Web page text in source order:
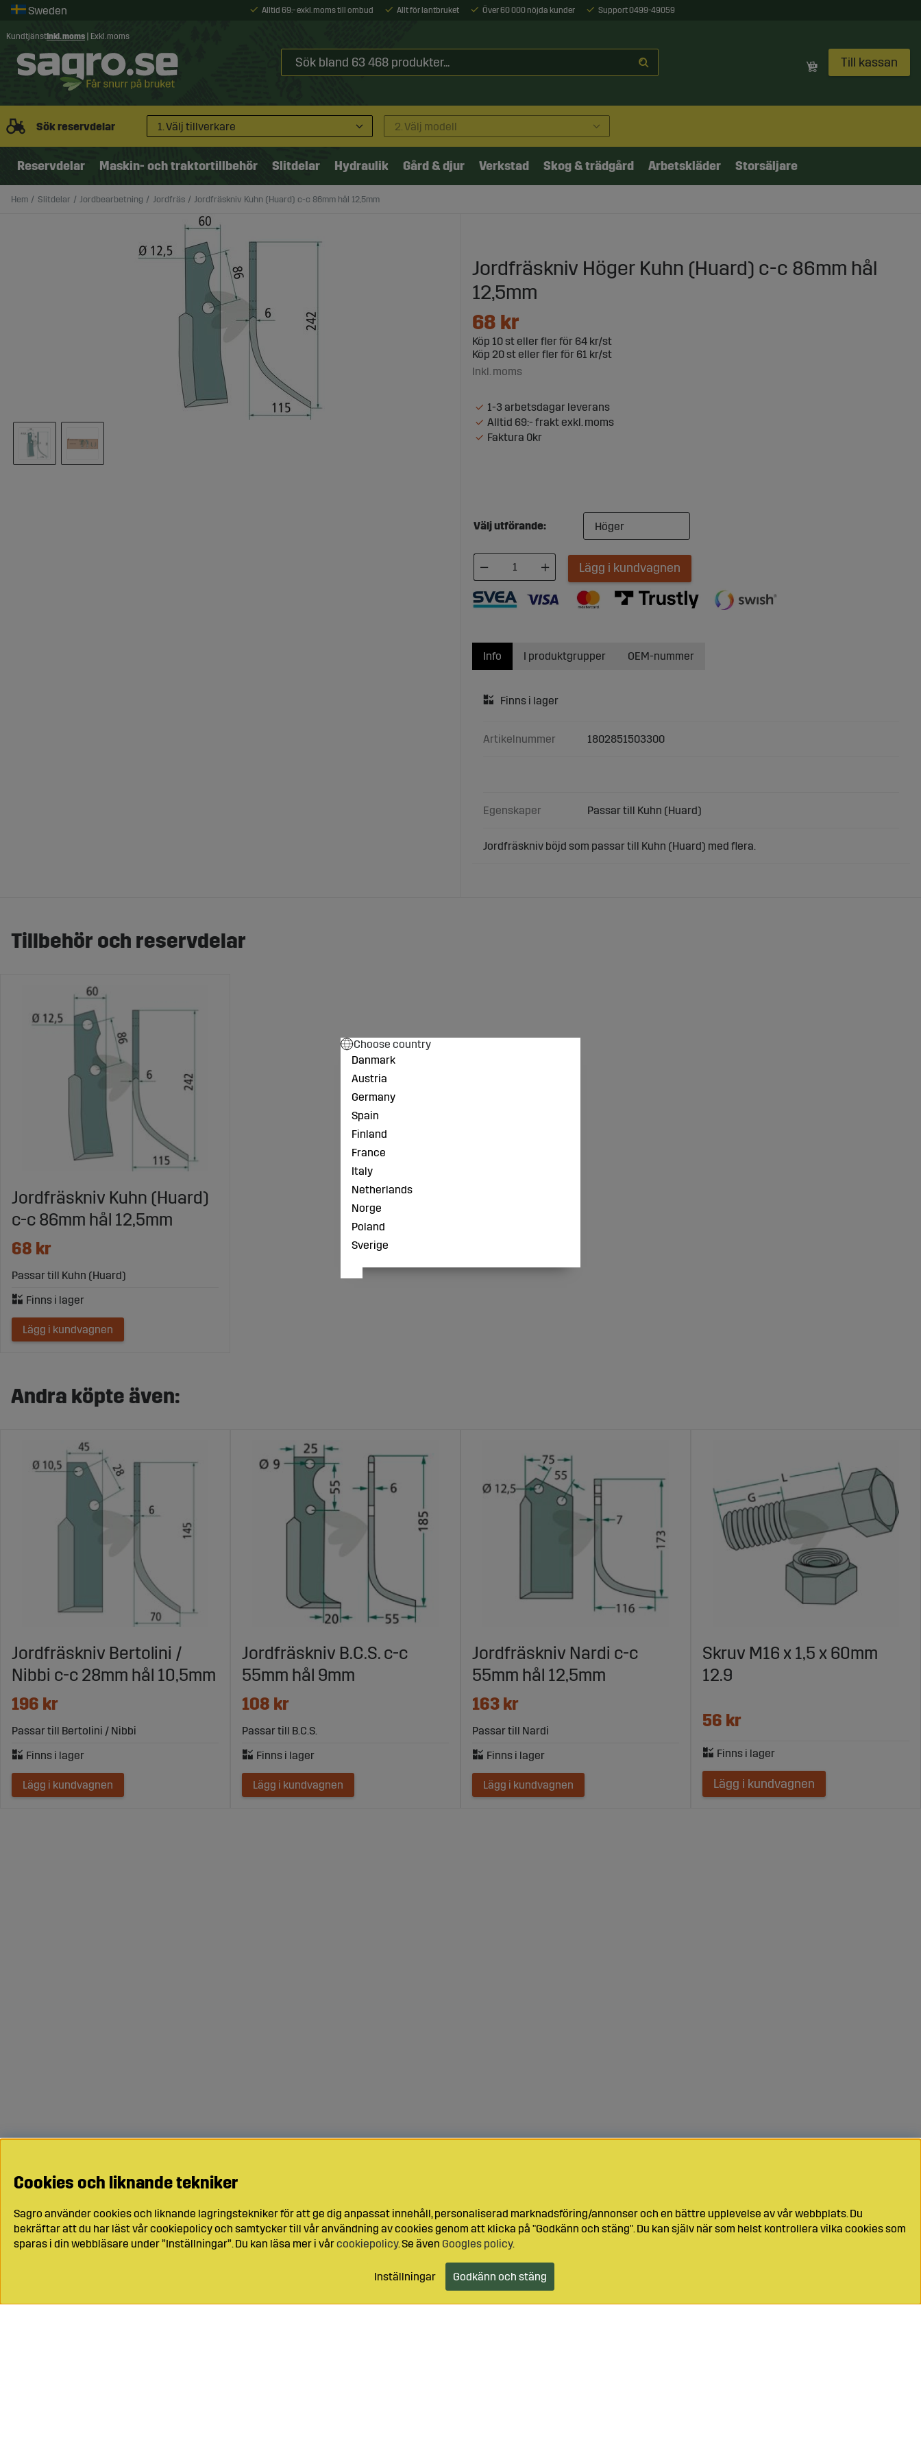
Alltid 69:- exkl. moms till ombud Allt för lantbruket Över 60 000 nöjda kunder Support 0499-49059
Kundtjänst Inkl. moms Exkl. moms
Till kassan
Sök reservdelar 1. Välj tillverkare 2. Välj modell
Reservdelar Maskin- och traktortillbehör Slitdelar Hydraulik Gård & djur Verkstad Skog & trädgård Arbetskläder Storsäljare
Hem Slitdelar Jordbearbetning Jordfräs Jordfräskniv Kuhn (Huard) c-c 86mm hål 12,5mm
Jordfräskniv Höger Kuhn (Huard) c-c 86mm hål
12,5mm
68 kr
Köp 10 st eller fler för 64 kr/st
Köp 20 st eller fler för 61 kr/st
Inkl. moms
1-3 arbetsdagar leverans
Alltid 69:- frakt exkl. moms
Faktura 0kr
Välj utförande:
Lägg i kundvagnen
Info
Artikelnummer 1802851503300
Egenskaper Passar till Kuhn (Huard)
Jordfräskniv böjd som passar till Kuhn (Huard) med flera.
I produktgrupper OEM-nummer
Tillbehör och reservdelar
Jordfräskniv Kuhn (Huard)
c-c 86mm hål 12,5mm
68 kr
Passar till Kuhn (Huard)
Lägg i kundvagnen
Andra köpte även:
Jordfräskniv Bertolini /
Nibbi c-c 28mm hål 10,5mm
196 kr
Passar till Bertolini / Nibbi
Lägg i kundvagnen
Jordfräskniv B.C.S. c-c
55mm hål 9mm
108 kr
Passar till B.C.S.
Lägg i kundvagnen
Jordfräskniv Nardi c-c
55mm hål 12,5mm
163 kr
Passar till Nardi
Lägg i kundvagnen
Skruv M16 x 1,5 x 60mm
12.9
56 kr
Lägg i kundvagnen
Cookies och liknande tekniker
Sagro använder cookies och liknande lagringstekniker för att ge dig anpassat innehåll, personaliserad marknadsföring/annonser och en bättre upplevelse av vår webbplats. Du
bekräftar att du har läst vår cookiepolicy och samtycker till vår användning av cookies genom att klicka på "Godkänn och stäng". Du kan själv när som helst kontrollera vilka cookies som
sparas i din webbläsare under ”Inställningar”. Du kan läsa mer i vårcookiepolicy. Se även Googles policy.
Inställningar Godkänn och stäng
Choose country
Danmark
Austria
Germany
Spain
Finland
France
Italy
Netherlands
Norge
Poland
Sverige